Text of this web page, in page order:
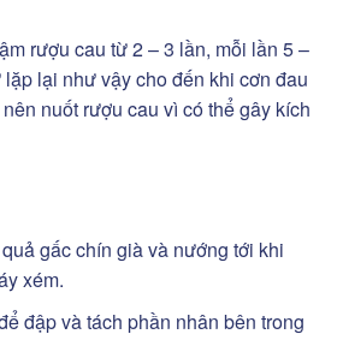
rượu cau từ 2 – 3 lần, mỗi lần 5 –
lại như vậy cho đến khi cơn đau
nuốt rượu cau vì có thể gây kích
gấc chín già và nướng tới khi
xém.
đập và tách phần nhân bên trong